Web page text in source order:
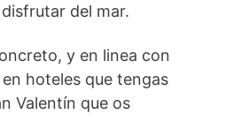
del mar.
y en linea con
hoteles que tengas
Valentín que os